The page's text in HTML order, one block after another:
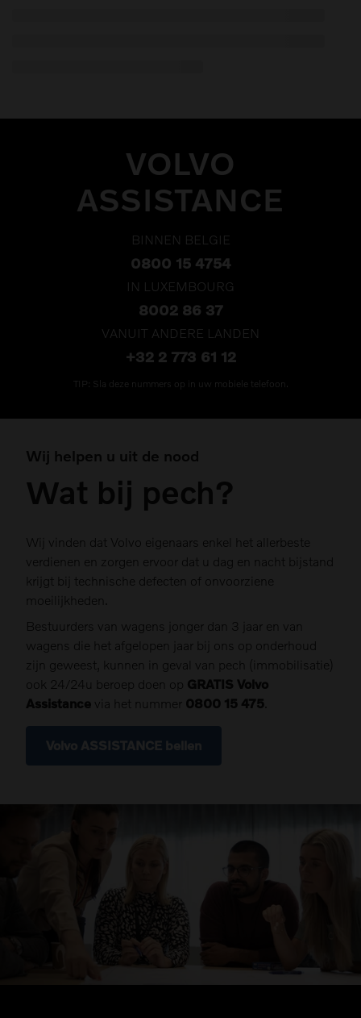
VOLVO
ASSISTANCE
BINNEN BELGIE
0800 15 4754
IN LUXEMBOURG
8002 86 37
VANUIT ANDERE LANDEN
+32 2 773 61 12
TIP: Sla deze nummers op in uw mobiele telefoon.
Wij helpen u uit de nood
Wat bij pech?
Wij vinden dat Volvo eigenaars enkel het allerbeste
verdienen en zorgen ervoor dat u dag en nacht bijstand
krijgt bij technische defecten of onvoorziene
moeilijkheden.
Bestuurders van wagens jonger dan 3 jaar en van
wagens die het afgelopen jaar bij ons op onderhoud
zijn geweest, kunnen in geval van pech (immobilisatie)
ook 24/24u beroep doen op GRATIS Volvo
Assistance via het nummer 0800 15 475
Volvo ASSISTANCE bellen